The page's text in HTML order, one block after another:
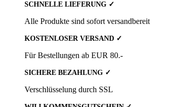
SCHNELLE LIEFERUNG ✓
Alle Produkte sind sofort versandbereit
KOSTENLOSER VERSAND ✓
Für Bestellungen ab EUR 80.-
SICHERE BEZAHLUNG ✓
Verschlüsselung durch SSL